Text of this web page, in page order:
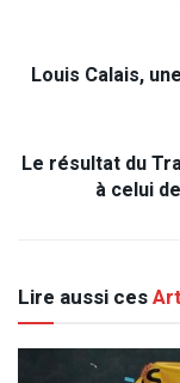
Louis Calais,
Le résultat du
à celui
Lire aussi ces